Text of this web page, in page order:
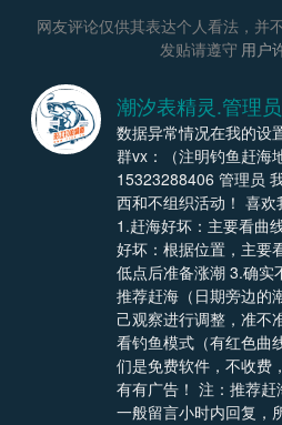
网友评论仅供其表达个人看法，并
发贴请遵守 用户
潮汐表精灵.管理员
数据异常情况在我的设
群vx：（注明钓鱼赶海
15323288406 管理员
西和不组织活动！ 喜欢
1.赶海好坏：主要看曲
好坏：根据位置，主要
低点后准备涨潮 3.确实
推荐赶海（日期旁边的
己观察进行调整，准不
看钓鱼模式（有红色曲
们是免费软件，不收费
有有广告！ 注：推荐赶
一般留言小时内回复，